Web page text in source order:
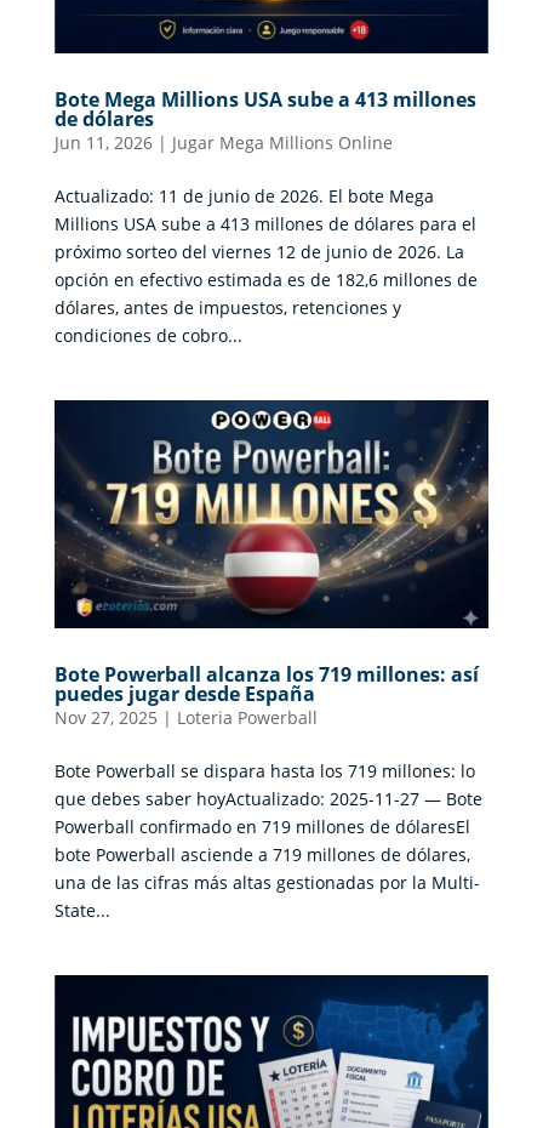
Bote Mega Millions USA sube a 413 millones
de dólares
Jun 11, 2026| Jugar Mega Millions Online
Actualizado: 11 de junio de 2026. El bote Mega
Millions USA sube a 413 millones de dólares para el
próximo sorteo del viernes 12 de junio de 2026. La
opción en efectivo estimada es de 182,6 millones de
dólares, antes de impuestos, retenciones y
condiciones de cobro...
Bote Powerball alcanza los 719 millones: así
puedes jugar desde España
Nov 27, 2025 | Loteria Powerball
Bote Powerball se dispara hasta los 719 millones: lo
que debes saber hoyActualizado: 2025-11-27 — Bote
Powerball confirmado en 719 millones de dólaresEl
bote Powerball asciende a 719 millones de dólares,
una de las cifras más altas gestionadas por la Multi-
State...